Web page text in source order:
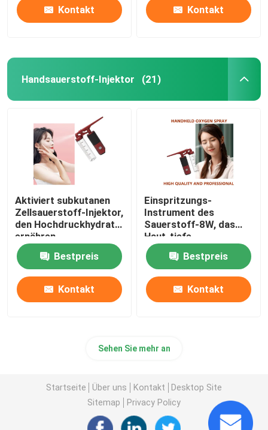
Kontakt Kontakt
Handsauerstoff-Injektor (21)
Aktiviert subkutanen
Zellsauerstoff-Injektor,
den Hochdruckhydrat
ernähren
Bestpreis
Kontakt
Einspritzungs-
Instrument des
Sauerstoff-8W, das
Haut-tiefe
Hydratations-
Antiallergie-Reparatur
weiß wird
Bestpreis
Kontakt
Sehen Sie mehr an
Startseite Über uns Kontakt
Desktop Site
Sitemap
Privacy Policy